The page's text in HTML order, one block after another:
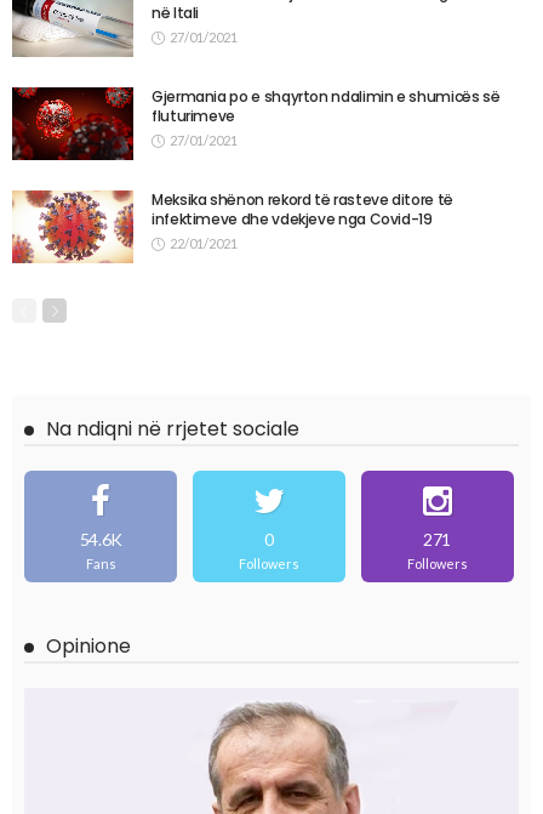
në Itali
27/01/2021
Gjermania po e shqyrton ndalimin e shumicës së
fluturimeve
27/01/2021
Meksika shënon rekord të rasteve ditore të
infektimeve dhe vdekjeve nga Covid-19
22/01/2021
Na ndiqni në rrjetet sociale
54.6K
Fans
0
Followers
271
Followers
Opinione